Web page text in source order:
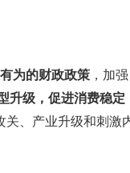
为的财政政策 ，加强
升级，促进消费稳定
关、产业升级和刺激